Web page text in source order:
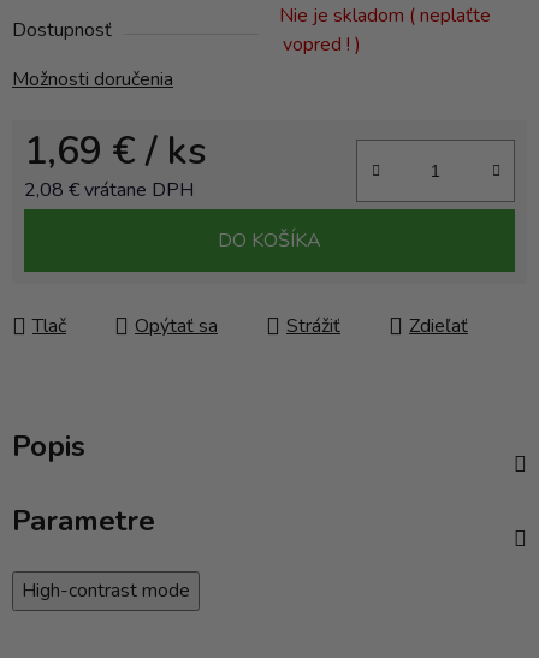
Dostupnosť
Nie je skladom ( neplaťte
vopred ! )
Možnosti doručenia
1,69 €/ ks
2,08 € vrátane DPH
DO KOŠÍKA
Tlač Opýtať sa Strážiť Zdieľať
Popis
Parametre
High-contrast mode